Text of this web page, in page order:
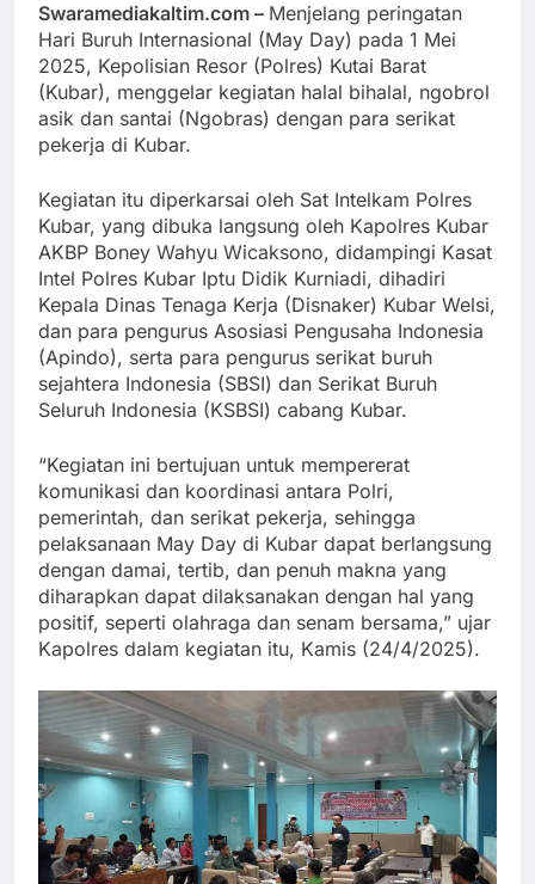
Swaramediakaltim.com – Menjelang peringatan
Hari Buruh Internasional (May Day) pada 1 Mei
2025, Kepolisian Resor (Polres) Kutai Barat
(Kubar), menggelar kegiatan halal bihalal, ngobrol
asik dan santai (Ngobras) dengan para serikat
pekerja di Kubar.
Kegiatan itu diperkarsai oleh Sat Intelkam Polres
Kubar, yang dibuka langsung oleh Kapolres Kubar
AKBP Boney Wahyu Wicaksono, didampingi Kasat
Intel Polres Kubar Iptu Didik Kurniadi, dihadiri
Kepala Dinas Tenaga Kerja (Disnaker) Kubar Welsi,
dan para pengurus Asosiasi Pengusaha Indonesia
(Apindo), serta para pengurus serikat buruh
sejahtera Indonesia (SBSI) dan Serikat Buruh
Seluruh Indonesia (KSBSI) cabang Kubar.
“Kegiatan ini bertujuan untuk mempererat
komunikasi dan koordinasi antara Polri,
pemerintah, dan serikat pekerja, sehingga
pelaksanaan May Day di Kubar dapat berlangsung
dengan damai, tertib, dan penuh makna yang
diharapkan dapat dilaksanakan dengan hal yang
positif, seperti olahraga dan senam bersama,” ujar
Kapolres dalam kegiatan itu, Kamis (24/4/2025).